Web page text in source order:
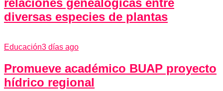
relaciones genealógicas entre
diversas especies de plantas
Educación3 días ago
Promueve académico BUAP proyecto
hídrico regional